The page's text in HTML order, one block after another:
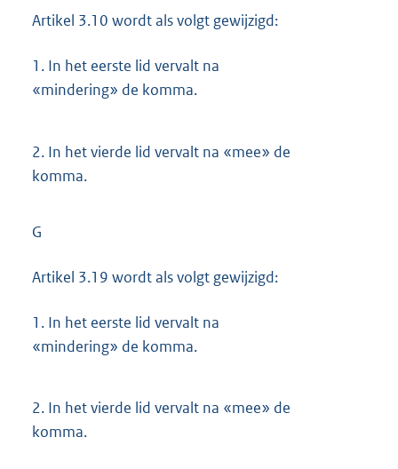
Artikel 3.10 wordt als volgt gewijzigd:
1. In het eerste lid vervalt na
«mindering» de komma.
2. In het vierde lid vervalt na «mee» de
komma.
G
Artikel 3.19 wordt als volgt gewijzigd:
1. In het eerste lid vervalt na
«mindering» de komma.
2. In het vierde lid vervalt na «mee» de
komma.